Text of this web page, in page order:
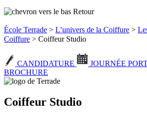
Retour
École Terrade > L’univers de la Coiffure >
Coiffure > Coiffeur Studio
CANDIDATURE
JOURNÉE
BROCHURE
Coiffeur Studio